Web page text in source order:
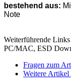
bestehend aus:
Note
Weiterführende
PC/MAC, ESD
Fragen zum
Weitere